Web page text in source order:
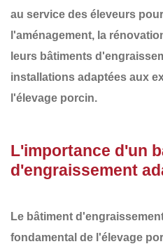
au service des éleveurs
l'aménagement, la
leurs bâtiments
installations adaptées aux
l'élevage porcin.
L'importance d'un
d'engraissement
Le bâtiment
fondamental de l'élevage